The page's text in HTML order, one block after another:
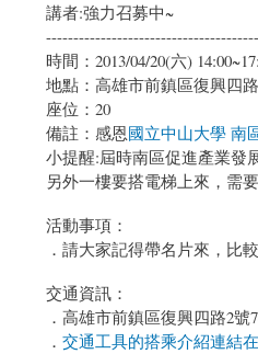
講者:強力召募中~
時間：2013/04/20(六)
地點：高雄市前鎮區復興四
座位：20
備註：感恩國立中山大學 南
小提醒:屆時南區促進產業發
另外一樓要搭電梯上來，需
活動事項：
．請大家記得帶名片來，比
交通資訊：
．高雄市前鎮區復興四路2
． 交通工具的搭乘介紹連結